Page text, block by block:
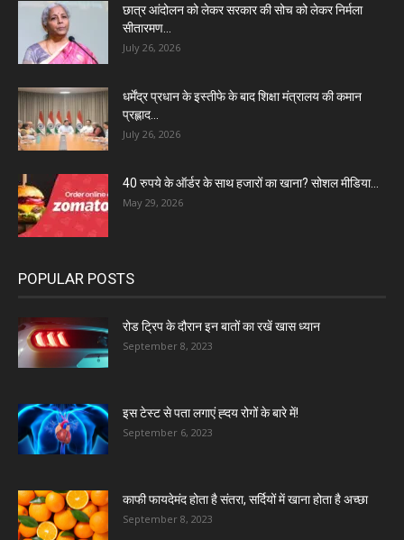
छात्र आंदोलन को लेकर सरकार की सोच को लेकर निर्मला
सीतारमण...
July 26, 2026
धर्मेंद्र प्रधान के इस्तीफे के बाद शिक्षा मंत्रालय की कमान
प्रह्लाद...
July 26, 2026
40 रुपये के ऑर्डर के साथ हजारों का खाना? सोशल मीडिया...
May 29, 2026
POPULAR POSTS
रोड ट्रिप के दौरान इन बातों का रखें खास ध्यान
September 8, 2023
इस टेस्ट से पता लगाएं ह्दय रोगों के बारे में!
September 6, 2023
काफी फायदेमंद होता है संतरा, सर्दियों में खाना होता है अच्छा
September 8, 2023